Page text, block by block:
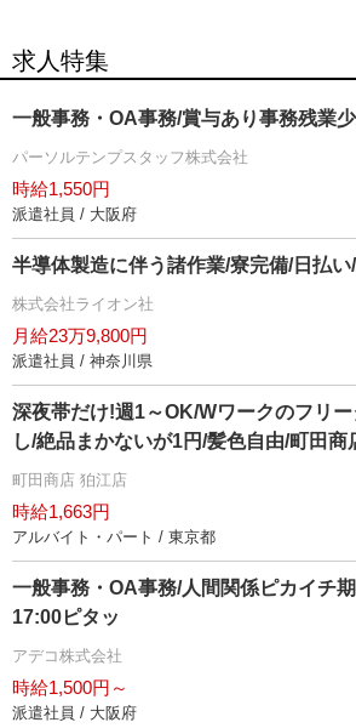
求人特集
一般事務・OA事務/賞与あり事務残業
パーソルテンプスタッフ株式会社
時給1,550円
派遣社員 / 大阪府
半導体製造に伴う諸作業/寮完備/日払
株式会社ライオン社
月給23万9,800円
派遣社員 / 神奈川県
深夜帯だけ!週1～OK/Wワークのフリ
し/絶品まかないが1円/髪色自由/町田商
町田商店 狛江店
時給1,663円
アルバイト・パート / 東京都
一般事務・OA事務/人間関係ピカイチ
17:00ピタッ
アデコ株式会社
時給1,500円～
派遣社員 / 大阪府